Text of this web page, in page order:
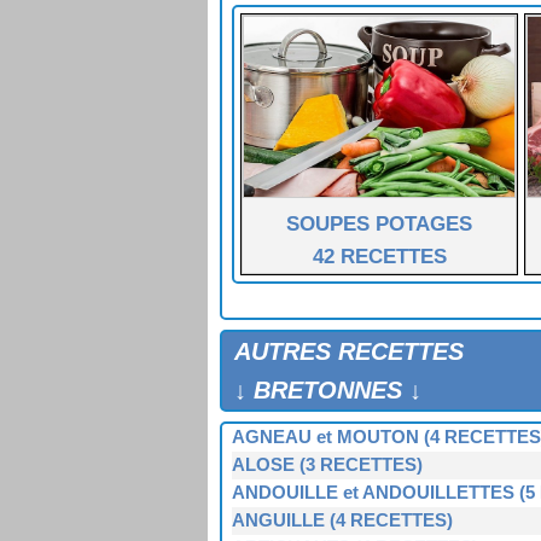
THON FROID, SAUCE BRETONNE
THON RÔTI (toutes les côtes)
TRUITES A LA BRETONNE
TRUITES AU BEURRE
VIEILLE A LA SANT-VORAND
VIEILLE AU FOUR
VIEILLE FARCIE AU FOUR
SOUPES POTAGES
42 RECETTES
AUTRES RECETTES
↓ BRETONNES ↓
AGNEAU et MOUTON (4
ALOSE (3 RECETTES)
ANDOUILLE et ANDOUILLETTES (5
ANGUILLE (4 RECETTES)